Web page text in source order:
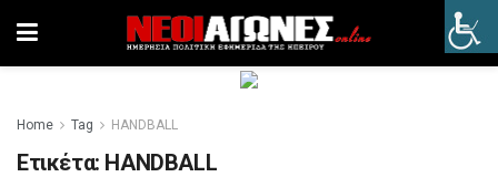
Home Tag HANDBALL
Ετικέτα: HANDBALL